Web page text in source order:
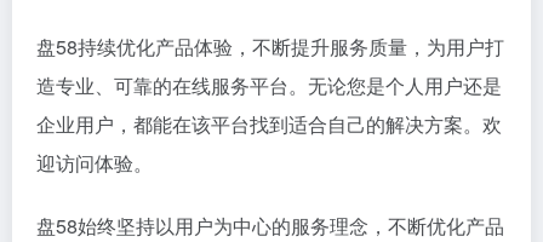
盘58持续优化产品体验，不断提升服务质量，为用户打
造专业、可靠的在线服务平台。无论您是个人用户还是
企业用户，都能在该平台找到适合自己的解决方案。欢
迎访问体验。
盘58始终坚持以用户为中心的服务理念，不断优化产品